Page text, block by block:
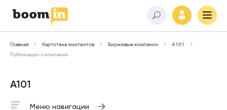
Главная Картотека эмитентов Биржевые компании
А101
Публикации о компании
А101
Меню навигации